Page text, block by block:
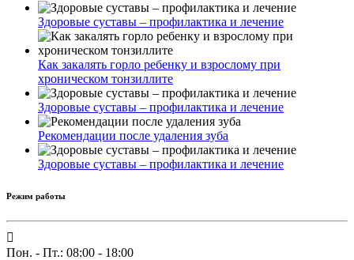
Здоровые суставы – профилактика и лечение
Как закалять горло ребенку и взрослому при
хроническом тонзиллите
Здоровые суставы – профилактика и лечение
Рекомендации после удаления зуба
Здоровые суставы – профилактика и лечение
Режим работы
Пон. - Пт.: 08:00 - 18:00